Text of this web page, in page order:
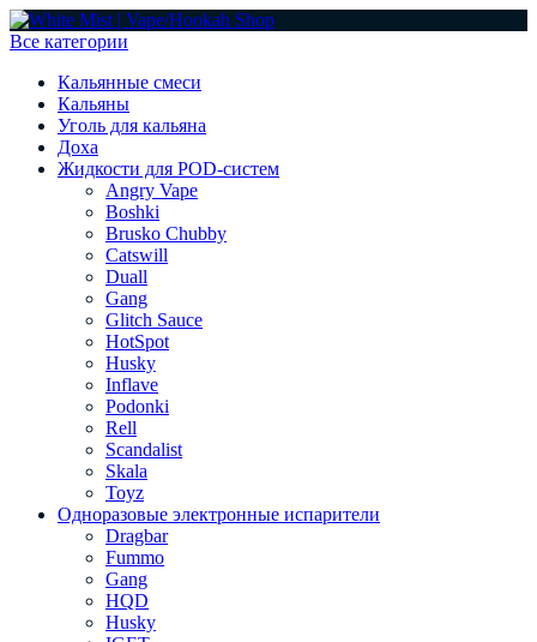
Все категории
Кальянные смеси
Кальяны
Уголь для кальяна
Доха
Жидкости для POD-систем
Angry Vape
Boshki
Brusko Chubby
Catswill
Duall
Gang
Glitch Sauce
HotSpot
Husky
Inflave
Podonki
Rell
Scandalist
Skala
Toyz
Одноразовые электронные испарители
Dragbar
Fummo
Gang
HQD
Husky